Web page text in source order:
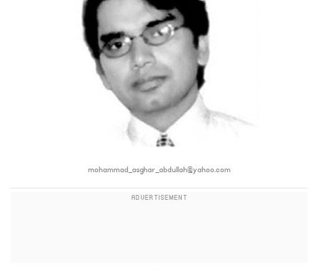
mohammad_asghar_abdullah@yahoo.com